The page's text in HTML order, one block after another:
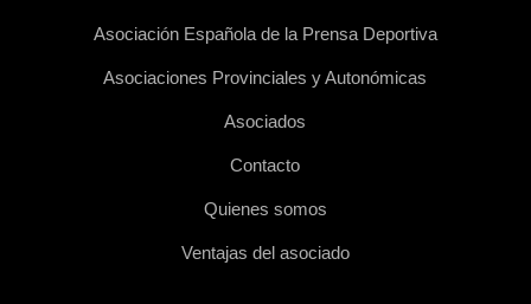
Asociación Española de la Prensa Deportiva
Asociaciones Provinciales y Autonómicas
Asociados
Contacto
Quienes somos
Ventajas del asociado